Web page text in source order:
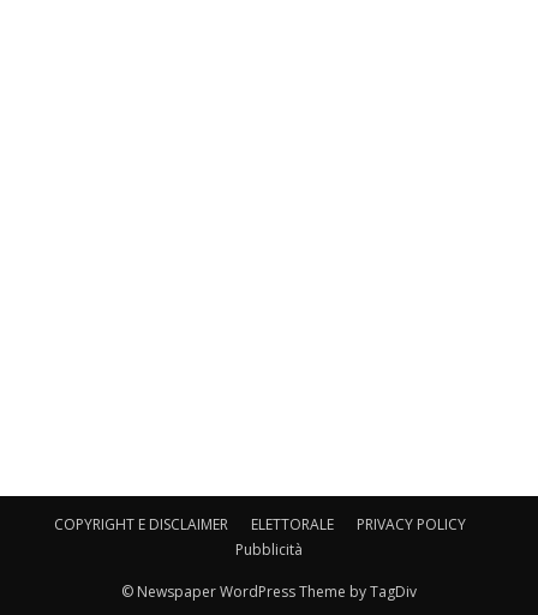
COPYRIGHT E DISCLAIMER ELETTORALE
PRIVACY POLICY
Pubblicità
© Newspaper WordPress Theme by TagDiv